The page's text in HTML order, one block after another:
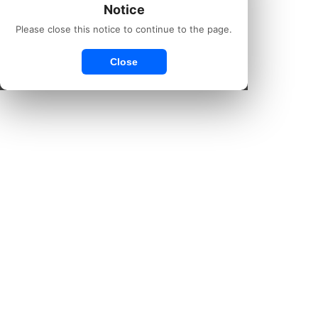
Notice
Please close this notice to continue to the page.
Close